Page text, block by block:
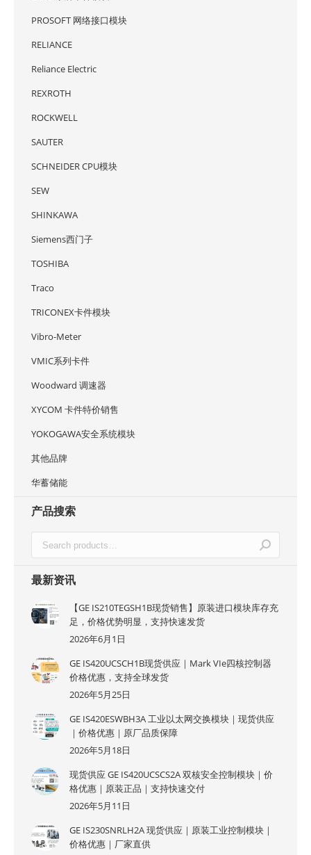
PROSOFT 网络接口模块
RELIANCE
Reliance Electric
REXROTH
ROCKWELL
SAUTER
SCHNEIDER CPU模块
SEW
SHINKAWA
Siemens西门子
TOSHIBA
Traco
TRICONEX卡件模块
Vibro-Meter
VMIC系列卡件
Woodward 调速器
XYCOM 卡件特价销售
YOKOGAWA安全系统模块
其他品牌
华蓄储能
产品搜索
最新资讯
【GE IS210TEGSH1B现货销售】原装进口模块库存充
足，价格优势明显，支持快速发货
2026年6月1日
GE IS420UCSCH1B现货供应｜Mark VIe四核控制器
价格优惠，支持全球发货
2026年5月25日
GE IS420ESWBH3A 工业以太网交换模块｜现货供应
｜价格优惠｜原厂品质保障
2026年5月18日
现货供应 GE IS420UCSCS2A 双核安全控制模块｜价
格优惠｜原装正品｜支持快速交付
2026年5月11日
GE IS230SNRLH2A 现货供应｜原装工业控制模块｜
价格优惠｜厂家直供